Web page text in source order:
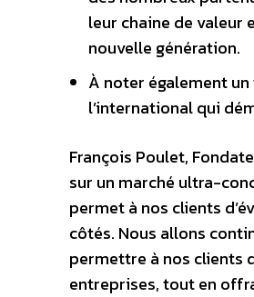
leur chaine de valeur
nouvelle génération.
À noter également
l’international qui
François Poulet,
sur un marché ultra-
permet à nos clients
côtés. Nous allons
permettre à nos clients
entreprises, tout en